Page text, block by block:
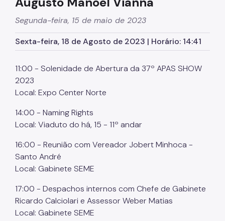
Centros Esportivos
Obras nos CEs
Centro Olímpico
Centro de Esportes Radicais
Concessão do Pacaembu
Pista do Chuvisco
Núcleo de Alto Rendimento
Outros
Segunda-feira, 15 de maio de 2023
Sexta-feira, 18 de Agosto de 2023 | Horário: 14:41
11:00 - Solenidade de Abertura da 37º APAS SHOW
2023
Local: Expo Center Norte
14:00 - Naming Rights
Local: Viaduto do há, 15 - 11º andar
16:00 - Reunião com Vereador Jobert Minhoca -
Santo André
Local: Gabinete SEME
17:00 - Despachos internos com Chefe de Gabinete
Ricardo Calciolari e Assessor Weber Matias
Local: Gabinete SEME